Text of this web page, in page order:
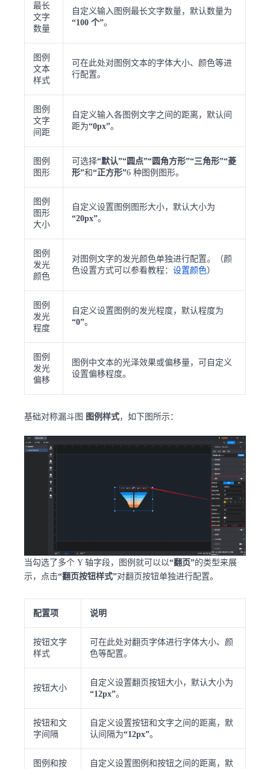
最长
文字
数量
自定义输入图例最长文字数量，默认数量为
“100 个”。
图例
文本
样式
可在此处对图例文本的字体大小、颜色等进
行配置。
图例
文字
间距
自定义输入各图例文字之间的距离，默认间
距为“0px”。
图例
图形
可选择“默认”“圆点”“圆角方形”“三角形”“菱
形”和“正方形”6 种图例图形。
图例
图形
大小
自定义设置图例图形大小，默认大小为
“20px”。
图例
发光
颜色
对图例文字的发光颜色单独进行配置。（颜
色设置方式可以参看教程： 设置颜色）
图例
发光
程度
自定义设置图例的发光程度，默认程度为
“0”。
图例
发光
偏移
图例中文本的光泽效果或偏移量，可自定义
设置偏移程度。
基础对称漏斗图 图例样式，如下图所示：
当勾选了多个 Y 轴字段，图例就可以以“翻页”的类型来展
示，点击“翻页按钮样式”对翻页按钮单独进行配置。
配置项 说明
按钮文字
样式
可在此处对翻页字体进行字体大小、颜
色等配置。
按钮大小
自定义设置翻页按钮大小，默认大小为
“12px”。
按钮和文
字间隔
自定义设置按钮和文字之间的距离，默
认间隔为“12px”。
图例和按
自定义设置图例和按钮之间的距离，默